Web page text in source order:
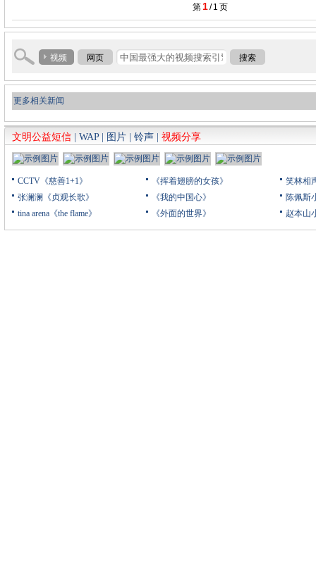
第 1/ 1 页
视频 网页 搜索
更多相关新闻
文明公益短信 WAP| 图片 铃声 视频分享
CCTV《慈善1+1》
张澜澜《贞观长歌》
tina arena《the flame》
《挥着翅膀的女孩》
《我的中国心》
《外面的世界》
笑林相
陈佩斯
赵本山